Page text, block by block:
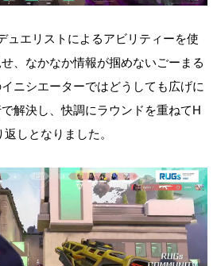
ュエリストによるアビリティーを使
、なかなか情報が掴めないごーまる
ニシエーターではどうしても広げに
解決し、快調にラウンドを重ねてH
しとなりました。